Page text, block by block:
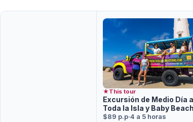
★This tour
Excursión de Medio Día a
Toda la Isla y Baby Beach
$89 p.p·4 a 5 horas